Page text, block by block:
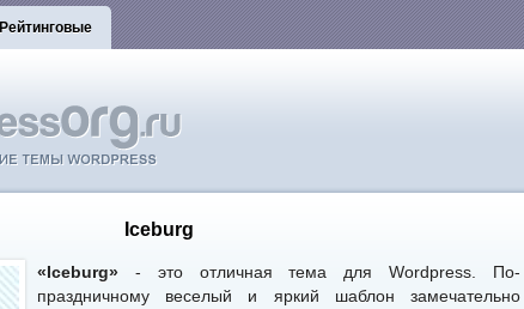
Рейтинговые
Iceburg
«Iceburg» - это отличная тема для Wordpress. По-
праздничному веселый и яркий шаблон замечательно